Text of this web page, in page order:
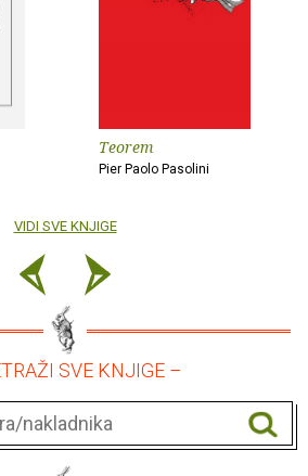
Teorem
Pier Paolo Pasolini
VIDI SVE KNJIGE
SVE KNJIGE –